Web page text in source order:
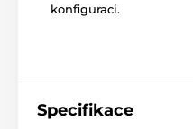
konfiguraci.
Specifikace